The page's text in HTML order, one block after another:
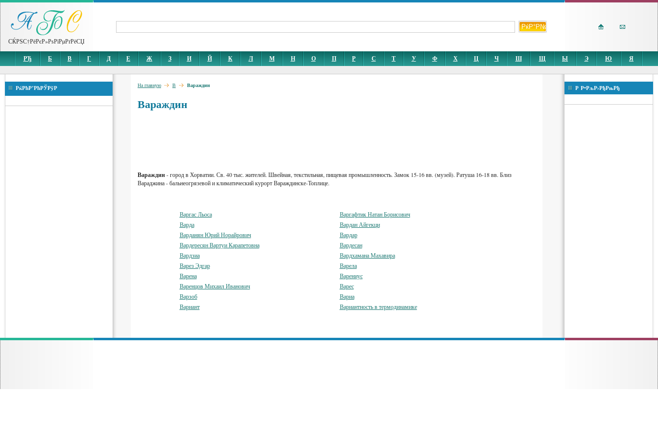
СЌРЅС†РёРєР»РѕРїРµРґРёСЏ
РЂ Б В Г Д Е Ж З И Й К Л М Н О П Р С Т У Ф Х Ц Ч Ш Щ Ы Э Ю Я
РќРћР’РћРЎРўР На главную В Вараждин
Вараждин
Вараждин- город в Хорватии. Св. 40 тыс. жителей. Швейная, текстильная, пищевая промышленность. Замок 15-16 вв. (музей). Ратуша 16-18 вв. Близ
Вараджина - бальнеогрязевой и климатический курорт Вараждинске-Топлице.
Варгас Льоса
Варгафтик Натан Борисович
Варда
Вардан Айгекци
Варданян Юрий Норайрович
Вардар
Вардересян Вартуи Карапетовна
Вардесан
Вардзиа
Вардхамана Махавира
Варез Эдгар
Варела
Варена
Варениус
Варенцов Михаил Иванович
Варес
Варзоб
Вариа
Вариант
Вариантность в термодинамике
Р Р•РљР›РђРњРђ